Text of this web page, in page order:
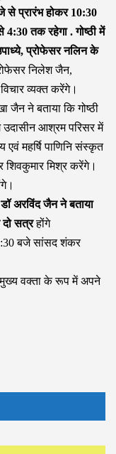
से प्रारंभ होकर 10:30
तक रहेगा . गोष्ठी में
प्रोफेसर नलिन के
निलेश जैन,
व्यक्त करेंगे।
जैन ने बताया कि गोष्ठी
उदासीन आश्रम परिसर में
महर्षि पाणिनि संस्कृत
शिवकुमार मिश्र करेंगे।
अरविंद जैन ने बताया
दो सत्रहोंगे
बजे सांसद शंकर
मुख्य वक्ता के रूप में अपने